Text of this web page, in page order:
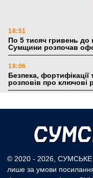
18:51
По 5 тисяч гривень
Сумщини розпочав
18:06
Безпека,
розповів про ключові
Поки літо плавить
19:27
© 2020 - 2026, СУМСЬКЕ
лише за умови